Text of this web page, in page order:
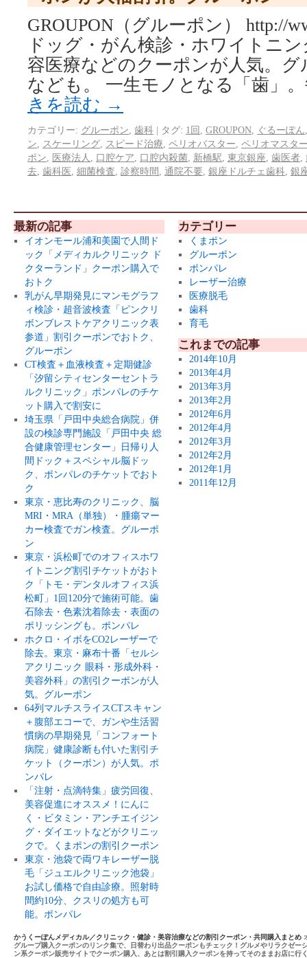
GROUPON（グルーポン） http://
ドッグ・がん検診・ホワイトニ
容医療などのクーポンが人気。
なども。 一生モノとなる「歯」
きを読む →
カテゴリー: グルーポン 歯科 | タグ: 1回 GROUPON ぐるーぽん
ン
スケーリング スピード治療 ペリオバスター ペリオマスタ
ポン
医療法人 口腔ケア 口腔内殺菌 新橋駅 東京銀座 歯医者
去 歯科医 細菌検査 診察時間 通院不要 銀座ドルチェ歯科 銀
最新の記事
イオンモール浦和美園で人間ド
ック「メディカルクリニック ド
クターランド」クーポン購入で
おトク
乳がん早期発見にマンモグラフ
ィ検診・超音波検査「ピンクリ
ボンブレストケアクリニック表
参道」割引クーポンでおトク、
グルーポン
CT検査＋血液検査＋定期健診
「汐留シティセンターセントラ
ルクリニック」ポンパレのチケ
ット購入で割安に
埼玉県「戸田中央総合病院」併
設の検診専門施設「戸田中央 総
合健康管理センター」日帰り人
間ドック＋スペシャル脳ドッ
ク、ポンパレのチケットでおト
ク
東京・恵比寿のクリニック、脳
MRI・MRA（単独）・腫瘍マー
カー検査でガン検査。グルーポ
ン
東京・浜松町でのオフィスホワ
イトニング割引チケットがおト
ク「トモ・デンタルオフィス浜
松町」1回120分で施術可能。歯
石除去・色素沈着除去・表面の
ポリッシングも。ポンパレ
ホクロ・イボをCO2レーザーで
除去。東京・麻布十番「セルシ
アクリニック 眼科・形成外科・
美容外科」の割引クーポンが人
気。グルーポン
64列マルチスライスCTスキャン
＋腹部エコーで、ガンや生活習
慣病の早期発見「コンフォート
病院」健康診断も付いた割引チ
ケット（クーポン）が人気。ポ
ンパレ
「注射・点滴特集」疲労回復、
美容促進にオススメ！にんに
く・ビタミン・アンチエイジン
グ・ダイエットなどがクリニッ
クで。くまポンの割引クーポン
東京・池袋で両ワキレーザー脱
毛「ジュエルクリニック池袋」
お試し価格で自由診療。照射時
間約10分、クスリの処方も可
能。ポンパレ
カテゴリー
くまポン
グルーポン
ポンパレ
レーザー治療
医療脱毛
歯科
育毛
これまでの記事
2014年10月
2013年4月
2013年3月
2013年2月
2012年6月
2012年4月
2012年3月
2012年2月
2012年1月
2011年12月
かうくーぽんメディカル／クリニック・健診・美容治療などの割引クーポン・共同購入まとめ
グループ購入クーポンのリンク集で、日替わり出品クーポンもチェック！グルメやリラクゼ
ン系クーポン販売サイトでクーポン購入、あとは割引購入クーポンを持ってそのままお店に行